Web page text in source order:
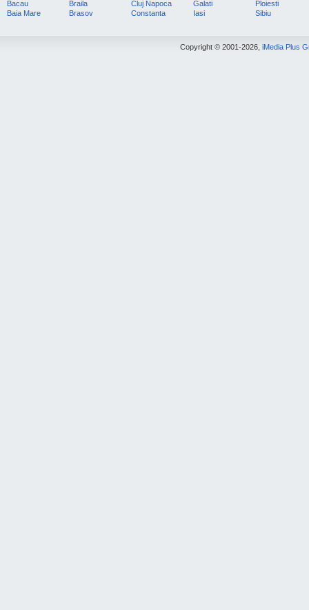
Bacau
Baia Mare
Braila
Brasov
Cluj Napoca
Constanta
Galati
Iasi
Ploiesti
Sibiu
Copyright © 2001-2026, iMedia Plus